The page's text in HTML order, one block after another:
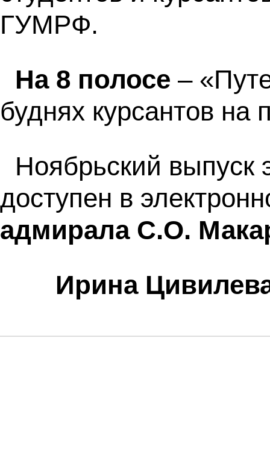
ГУМРФ.
На 8 полосе–
буднях курсантов на
Ноябрьский выпуск
доступен в
адмирала С.О.
Ирина